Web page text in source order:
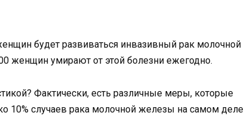
будет развиваться инвазивный рак молочной
женщин умирают от этой болезни ежегодно.
Фактически, есть различные меры, которые
10% случаев рака молочной железы на самом деле